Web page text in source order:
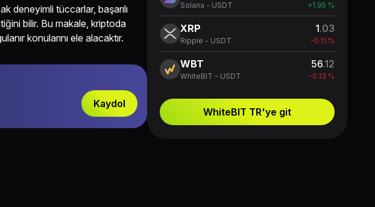
deneyimli tüccarlar, başarılı
bilir. Bu makale, kriptoda
konularını ele alacaktır.
Kaydol
Solana - USDT +1.95 %
XRP
Ripple - USDT
1.03
-0.11 %
WBT
WhiteBIT - USDT
56.12
-0.13 %
WhiteBIT TR'ye git